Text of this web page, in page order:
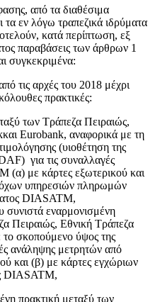
από τα διαθέσιμα
τα εν λόγω τραπεζικά ιδρύματα
κατά περίπτωση, εξ
παραβάσεις των άρθρων 1
συγκεκριμένα:
τις αρχές του 2018 μέχρι
πρακτικές:
των Τράπεζα Πειραιώς,
Eurobank, αναφορικά με τη
(υιοθέτηση της
για τις συναλλαγές
με κάρτες εξωτερικού και
υπηρεσιών πληρωμών
DIASATM,
εναρμονισμένη
Πειραιώς, Εθνική Τράπεζα
σκοπούμενο ύψος της
ανάληψης μετρητών από
και (β) με κάρτες εγχώριων
DIASATM,
πρακτική μεταξύ των